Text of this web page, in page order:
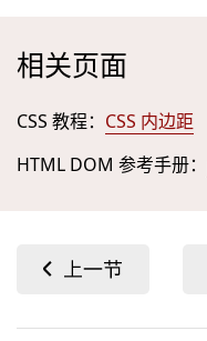
相关页面
CSS 教程： CSS 内边距
HTML DOM 参考手册：